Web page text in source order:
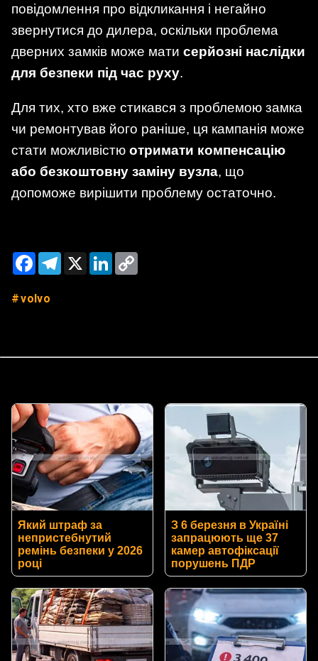
повідомлення про відкликання і негайно
звернутися до дилера, оскільки проблема
дверних замків може мати серйозні наслідки
для безпеки під час руху.
Для тих, хто вже стикався з проблемою замка
чи ремонтував його раніше, ця кампанія може
стати можливістю отримати компенсацію
або безкоштовну заміну вузла, що
допоможе вирішити проблему остаточно.
FacebookTelegram
X LinkedIn
volvo
Який штраф за
непристебнутий
ремінь безпеки у 2026
році
З 6 березня в Україні
запрацюють ще 37
камер автофіксації
порушень ПДР